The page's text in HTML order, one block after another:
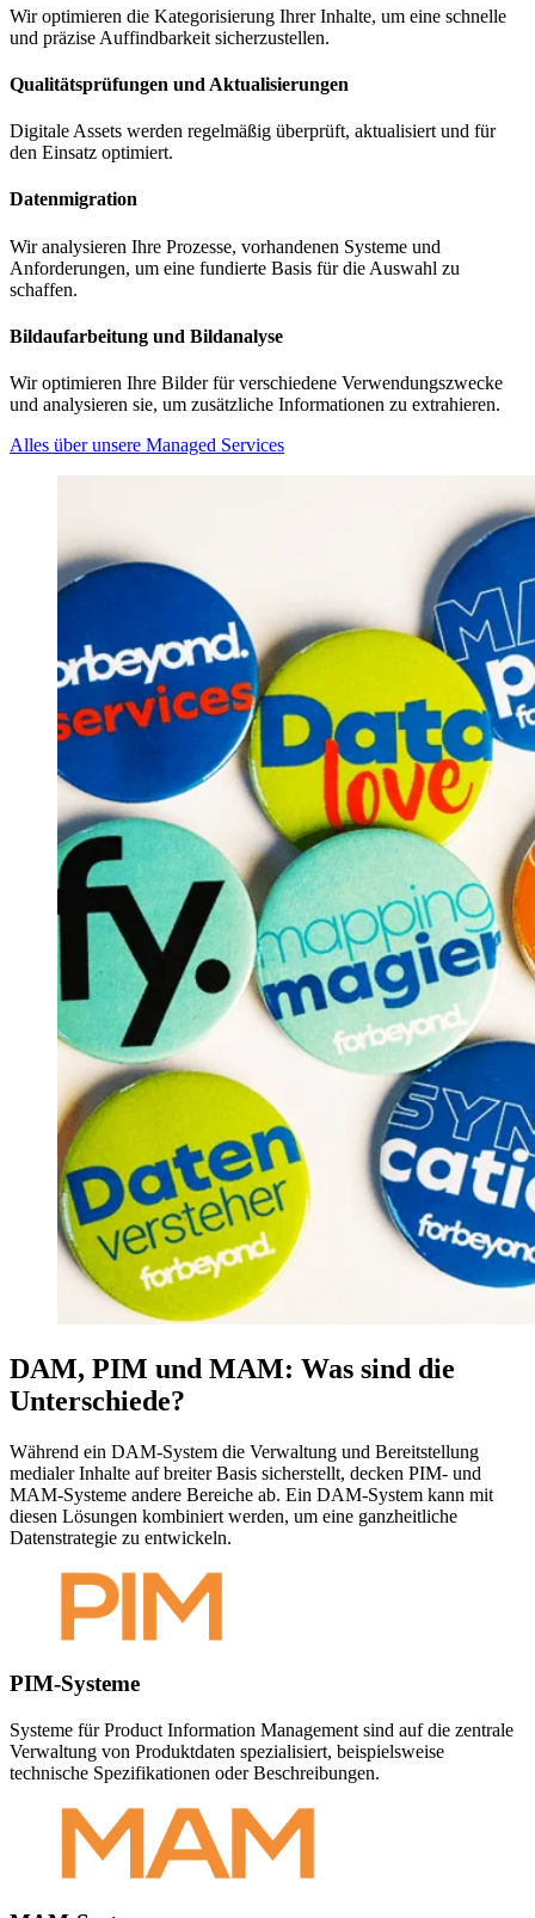
Wir optimieren die Kategorisierung Ihrer Inhalte, um eine schnelle
und präzise Auffindbarkeit sicherzustellen.
Qualitätsprüfungen und Aktualisierungen
Digitale Assets werden regelmäßig überprüft, aktualisiert und für
den Einsatz optimiert.
Datenmigration
Wir analysieren Ihre Prozesse, vorhandenen Systeme und
Anforderungen, um eine fundierte Basis für die Auswahl zu
schaffen.
Bildaufarbeitung und Bildanalyse
Wir optimieren Ihre Bilder für verschiedene Verwendungszwecke
und analysieren sie, um zusätzliche Informationen zu extrahieren.
Alles über unsere Managed Services
DAM, PIM und MAM: Was sind die
Unterschiede?
Während ein DAM-System die Verwaltung und Bereitstellung
medialer Inhalte auf breiter Basis sicherstellt, decken PIM- und
MAM-Systeme andere Bereiche ab. Ein DAM-System kann mit
diesen Lösungen kombiniert werden, um eine ganzheitliche
Datenstrategie zu entwickeln.
PIM-Systeme
Systeme für Product Information Management sind auf die zentrale
Verwaltung von Produktdaten spezialisiert, beispielsweise
technische Spezifikationen oder Beschreibungen.